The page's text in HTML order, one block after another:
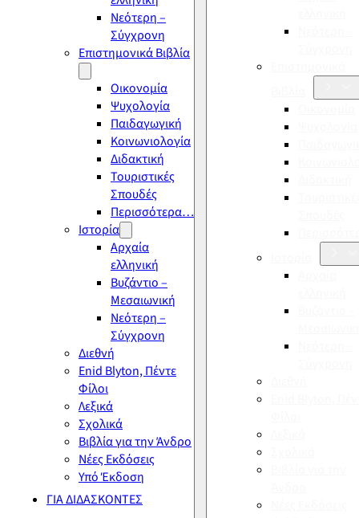
Νεότερη –
Σύγχρονη
Επιστημονικά Βιβλία
Οικονομία
Ψυχολογία
Παιδαγωγική
Κοινωνιολογία
Διδακτική
Τουριστικές
Σπουδές
Περισσότερα…
Ιστορία
Αρχαία
ελληνική
Βυζάντιο –
Μεσαιωνική
Νεότερη –
Σύγχρονη
Διεθνή
Enid Blyton, Πέντε
Φίλοι
Λεξικά
Σχολικά
Βιβλία για την Άνδρο
Νέες Εκδόσεις
Υπό Έκδοση
ΓΙΑ ΔΙΔΑΣΚΟΝΤΕΣ